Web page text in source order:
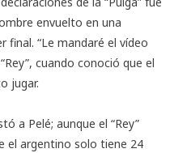
envuelto en una
final. “Le mandaré el vídeo
cuando conoció que el
jugar.
a Pelé; aunque el “Rey”
el argentino solo tiene 24